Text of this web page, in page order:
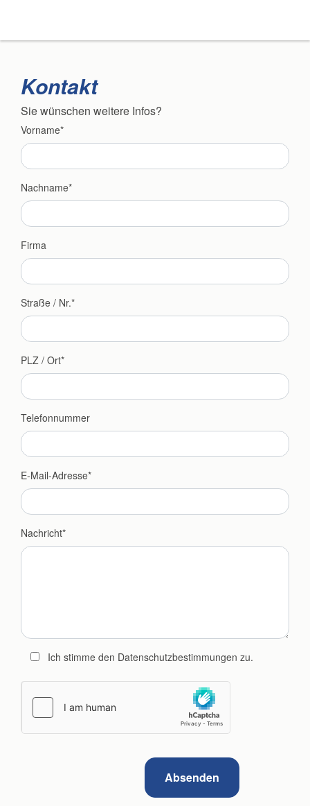
Kontakt
Sie wünschen weitere Infos?
Vorname
Nachname
Firma
Straße / Nr.
PLZ / Ort
Telefonnummer
E-Mail-Adresse
Nachricht
Ich stimme den Datenschutzbestimmungen zu.